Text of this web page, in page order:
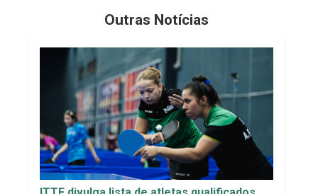
Outras Notícias